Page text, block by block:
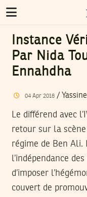
Instance
Par Nida
Ennahdha
04 Apr 2018/
Le différend avec
retour sur la
régime de Ben Ali.
l’indépendance
d’imposer
couvert de